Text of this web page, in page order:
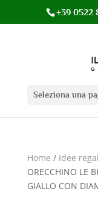
+39 0522
Seleziona una
Home / Idee
ORECCHINO LE
GIALLO CON